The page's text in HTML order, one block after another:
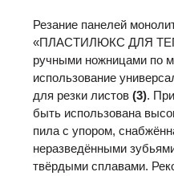
Резание панелей
«ПЛАСТИЛЮКС ДЛЯ
ручными ножницами по
использование
для резки листов(3).
быть использована
пила с упором,
неразведёнными
твёрдыми сплавами.